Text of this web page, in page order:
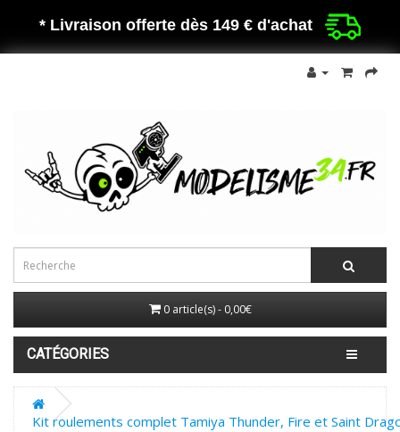
* Livraison offerte dès 149 € d'achat
0 article(s) - 0,00€
CATÉGORIES
Kit roulements complet Tamiya Thunder, Fire et Saint